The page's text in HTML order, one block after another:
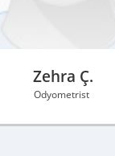
Zehra Ç.
Odyometrist